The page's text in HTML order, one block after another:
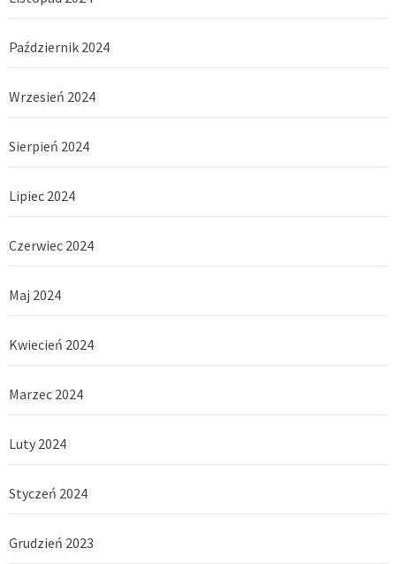
Październik 2024
Wrzesień 2024
Sierpień 2024
Lipiec 2024
Czerwiec 2024
Maj 2024
Kwiecień 2024
Marzec 2024
Luty 2024
Styczeń 2024
Grudzień 2023